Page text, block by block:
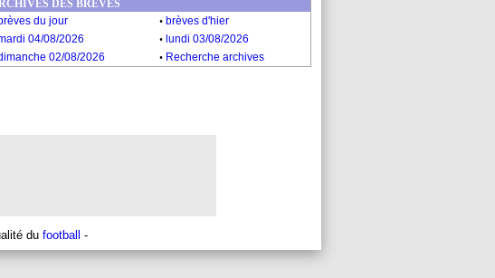
DES BREVES
du jour . brèves d'hier
04/08/2026 . lundi 03/08/2026
02/08/2026 . Recherche archives
du football -